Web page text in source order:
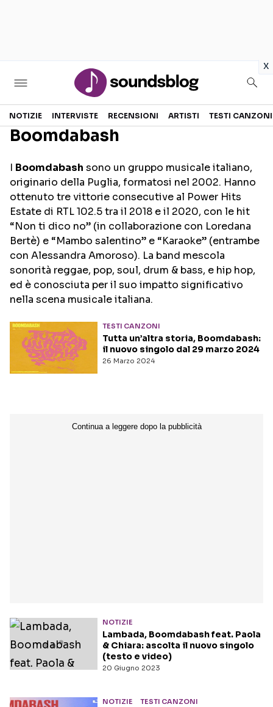
x
Sezioni
RECENSIONI MUSICALI
INTERVISTE
GOSSIP E CURIOSITÀ
TESTI CANZONI
TALENT SHOW
Seguici sui social
NOTIZIE INTERVISTE RECENSIONI ARTISTI TESTI CANZONI
Boomdabash
I Boomdabash sono un gruppo musicale italiano,
originario della Puglia, formatosi nel 2002. Hanno
ottenuto tre vittorie consecutive al Power Hits
Estate di RTL 102.5 tra il 2018 e il 2020, con le hit
“Non ti dico no” (in collaborazione con Loredana
Bertè) e “Mambo salentino” e “Karaoke” (entrambe
con Alessandra Amoroso). La band mescola
sonorità reggae, pop, soul, drum & bass, e hip hop,
ed è conosciuta per il suo impatto significativo
nella scena musicale italiana.
TESTI CANZONI
26 Marzo 2024
Tutta un’altra storia, Boomdabash:
il nuovo singolo dal 29 marzo 2024
NOTIZIE
20 Giugno 2023
Lambada, Boomdabash feat. Paola
& Chiara: ascolta il nuovo singolo
(testo e video)
NOTIZIE TESTI CANZONI